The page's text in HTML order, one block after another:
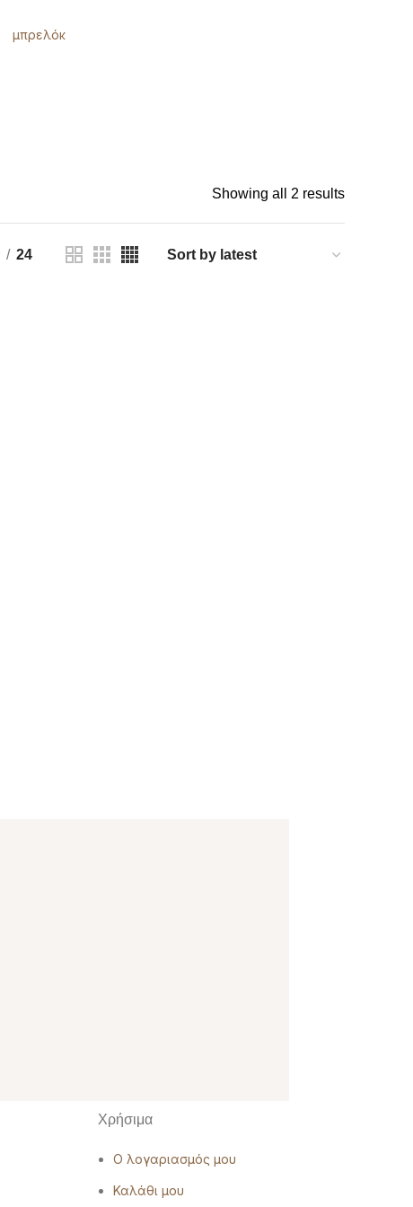
μπρελόκ
Showing all 2 results
24
Χρήσιμα
Ο λογαριασμός μου
Καλάθι μου